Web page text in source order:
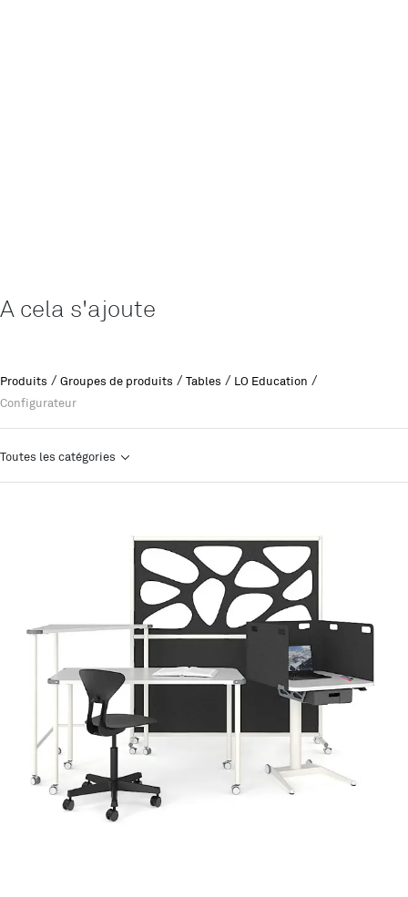
A cela s'ajoute
Produits / Groupes de produits / Tables / LO Education /
Configurateur
Toutes les catégories